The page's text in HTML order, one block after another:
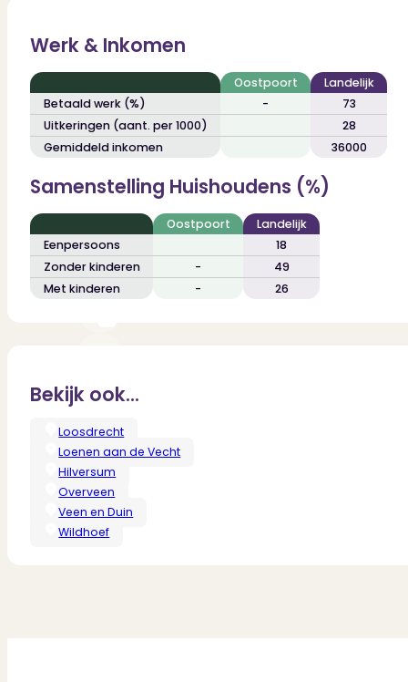
Maak gebruik van ons netwerk
PUUR* is aangesloten bij...
Werk & Inkomen
Oostpoort
Landelijk
Betaald werk (%)
-
73
Uitkeringen (aant. per 1000)
28
Gemiddeld inkomen
36000
Samenstelling Huishoudens (%)
Oostpoort
Landelijk
Eenpersoons
18
Zonder kinderen
-
49
Met kinderen
- 26
Bekijk ook...
Loosdrecht
Loenen aan de Vecht
Hilversum
Overveen
Veen en Duin
Wildhoef